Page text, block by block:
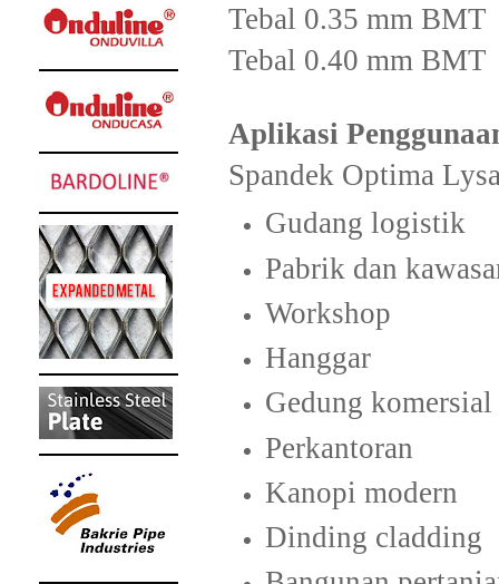
Tebal 0.35 mm BMT
Tebal 0.40 mm BMT
Aplikasi
Spandek Optima
Gudang logistik
Pabrik dan
Workshop
Hanggar
Gedung komersial
Perkantoran
Kanopi modern
Dinding cladding